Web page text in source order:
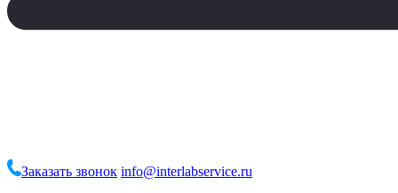
Заказать звонок info@interlabservice.ru